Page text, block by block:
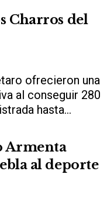
Charros del
ofrecieron una
al conseguir 280
hasta...
Armenta
al deporte